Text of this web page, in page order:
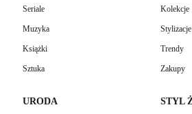
Seriale
Muzyka
Książki
Sztuka
Kolekcje
Trendy
Zakupy
URODA STYL